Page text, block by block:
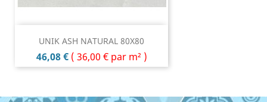
UNIK ASH NATURAL 80X80
Prix
46,08 € ( 36,00 € par m² )